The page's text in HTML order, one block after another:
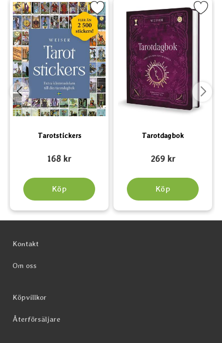
Guide som favorit
Tarotstickers
Art. nr 6597168 kr
Köp
Markera Tarotstickers som favorit
Tarotdagbok
Art. nr 6596269 kr
Köp
Markera Tarotdagbok
Kontakt
Om oss
Köpvillkor
Återförsäljare